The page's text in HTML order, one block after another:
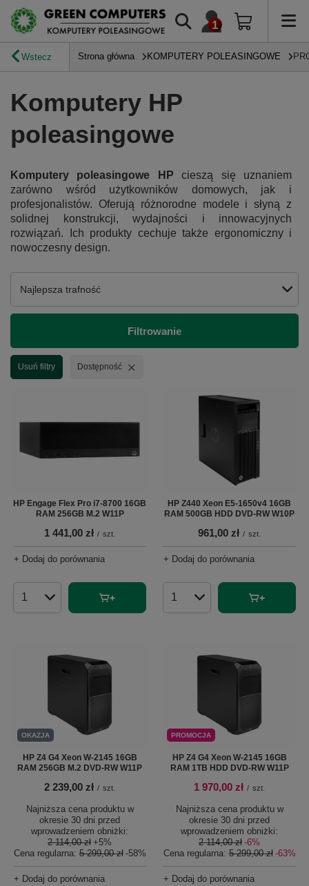
Wstecz Strona główna KOMPUTERY POLEASINGOWE
Komputery HP
poleasingowe
Komputery poleasingowe HP cieszą się uznaniem
zarówno wśród użytkowników domowych, jak i
profesjonalistów. Oferują różnorodne modele i słyną z
solidnej konstrukcji, wydajności i innowacyjnych
rozwiązań. Ich produkty cechuje także ergonomiczny i
nowoczesny design.
Zmień sortowanie
Najlepsza trafność
Filtrowanie
Usuń filtry Usuń filtr
Dostępność
HP Engage Flex Pro i7-8700 16GB
RAM 256GB M.2 W11P
1 441,00 zł / szt.
+ Dodaj do porównania
Ilość produktów
HP Z440 Xeon E5-1650v4 16GB
RAM 500GB HDD DVD-RW W10P
961,00 zł / szt.
+ Dodaj do porównania
Ilość produktów
OKAZJA
HP Z4 G4 Xeon W-2145 16GB
RAM 256GB M.2 DVD-RW W11P
2 239,00 zł / szt.
Najniższa cena produktu w
okresie 30 dni przed
wprowadzeniem obniżki:
2 114,00 zł +5%
Cena regularna:5 299,00 zł -58%
+ Dodaj do porównania
PROMOCJA
HP Z4 G4 Xeon W-2145 16GB
RAM 1TB HDD DVD-RW W11P
1 970,00 zł / szt.
Najniższa cena produktu w
okresie 30 dni przed
wprowadzeniem obniżki:
2 114,00 zł -6%
Cena regularna:5 299,00 zł -63%
+ Dodaj do porównania